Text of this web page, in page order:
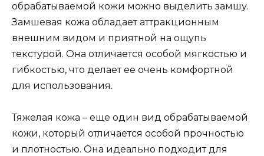
обрабатываемой кожи можно выделить замшу.
Замшевая кожа обладает аттракционным
внешним видом и приятной на ощупь
текстурой. Она отличается особой мягкостью и
гибкостью, что делает ее очень комфортной
для использования.
Тяжелая кожа – еще один вид обрабатываемой
кожи, который отличается особой прочностью
и плотностью. Она идеально подходит для